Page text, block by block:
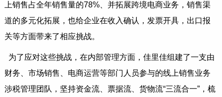
上销售占全年销售量的78%、并拓展跨境电商业务，销售渠
道的多元化拓展，也给企业在收入确认，发票开具，出口报
关等方面带来了相应挑战。
为了应对这些挑战，在内部管理方面，佳里佳组建了一支由
财务、市场销售、电商运营等部门人员参与的线上销售业务
涉税管理团队，坚持资金流、票据流、货物流“三流合一”，梳